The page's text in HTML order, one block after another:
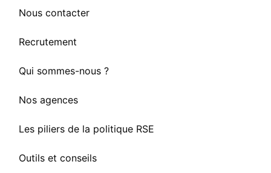
Nous contacter
Recrutement
Qui sommes-nous ?
Nos agences
Les piliers de la politique RSE
Outils et conseils